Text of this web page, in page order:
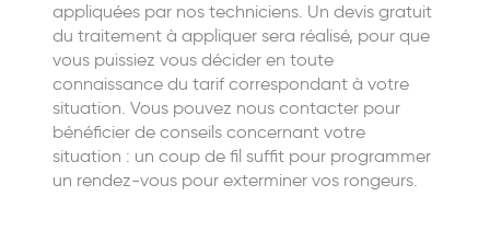
appliquées par nos techniciens. Un devis gratuit
du traitement à appliquer sera réalisé, pour que
vous puissiez vous décider en toute
connaissance du tarif correspondant à votre
situation. Vous pouvez nous contacter pour
bénéficier de conseils concernant votre
situation : un coup de fil suffit pour programmer
un rendez-vous pour exterminer vos rongeurs.